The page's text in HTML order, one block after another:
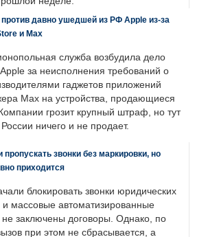
давно ушедшей из РФ Apple из-за
и Max
служба возбудила дело
за неисполнения требований о
гаджетов приложений
Max на устройства, продающиеся
грозит крупный штраф, но тут
ничего и не продает.
звонки без маркировки, но
приходится
блокировать звонки юридических
и массовые автоматизированные
заключены договоры. Однако, по
при этом не сбрасывается, а